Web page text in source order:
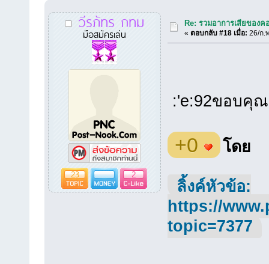
วีรภัทร กทม
มือสมัครเล่น
23 2
Re: รวมอาการเสียของ
«ตอบกลับ #18 เมื่อ: 26/ก.
:'e:92ขอบคุ
+0 โดย
ลิ้งค์หัวข้อ:
https://
topic=7377